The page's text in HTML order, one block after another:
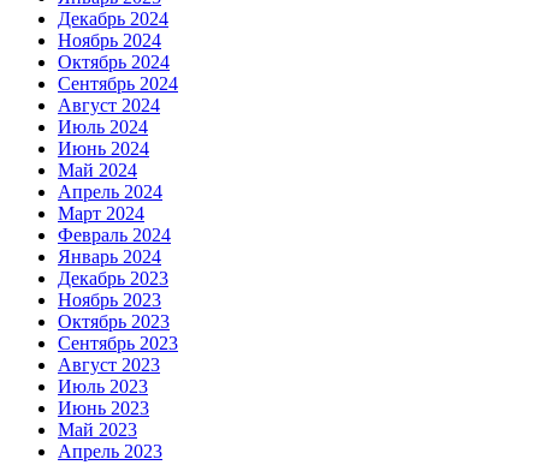
Декабрь 2024
Ноябрь 2024
Октябрь 2024
Сентябрь 2024
Август 2024
Июль 2024
Июнь 2024
Май 2024
Апрель 2024
Март 2024
Февраль 2024
Январь 2024
Декабрь 2023
Ноябрь 2023
Октябрь 2023
Сентябрь 2023
Август 2023
Июль 2023
Июнь 2023
Май 2023
Апрель 2023